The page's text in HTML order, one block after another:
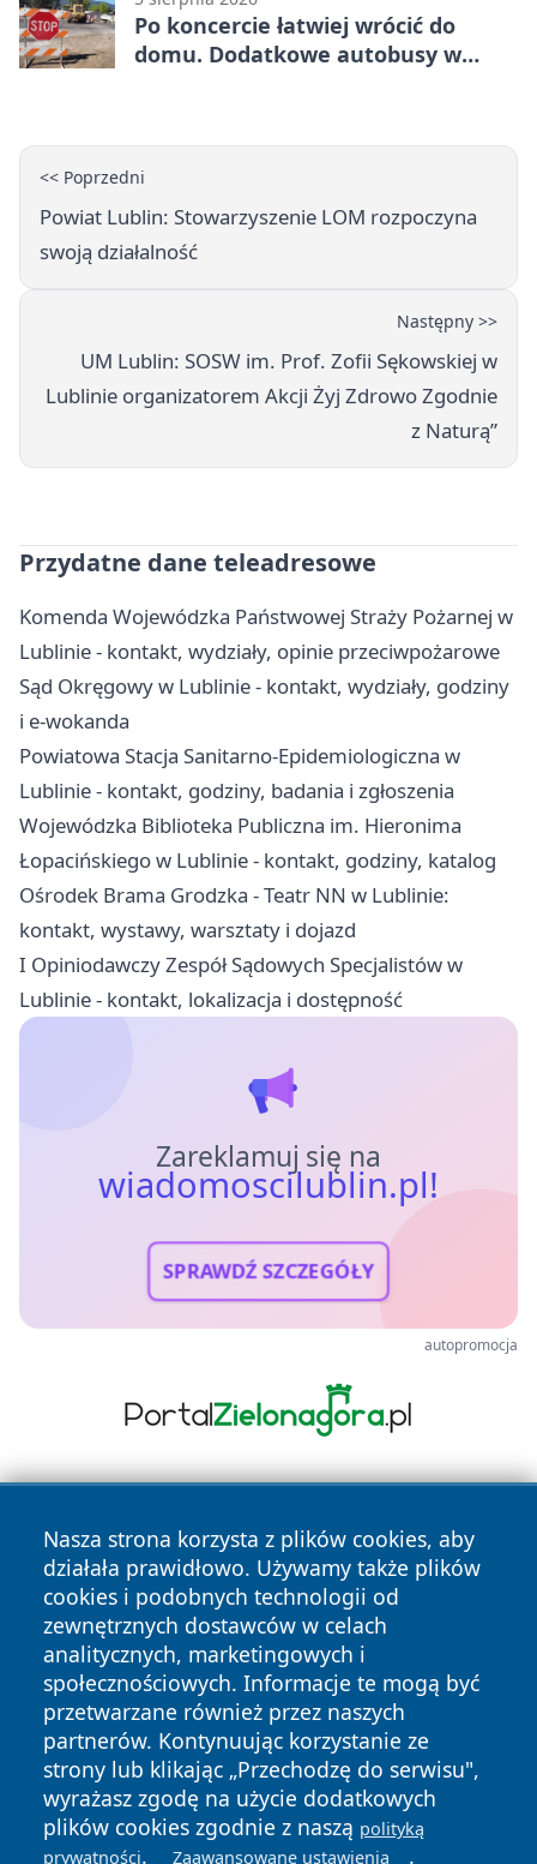
Po koncercie łatwiej wrócić do
domu. Dodatkowe autobusy w
<< Poprzedni
Powiat Lublin: Stowarzyszenie LOM rozpoczyna
swoją działalność
Następny >>
UM Lublin: SOSW im. Prof. Zofii Sękowskiej w
Lublinie organizatorem Akcji Żyj Zdrowo Zgodnie
z Naturą”
Przydatne dane teleadresowe
Komenda Wojewódzka Państwowej Straży Pożarnej w
Lublinie - kontakt, wydziały, opinie przeciwpożarowe
Sąd Okręgowy w Lublinie - kontakt, wydziały, godziny
i e-wokanda
Powiatowa Stacja Sanitarno-Epidemiologiczna w
Lublinie - kontakt, godziny, badania i zgłoszenia
Wojewódzka Biblioteka Publiczna im. Hieronima
Łopacińskiego w Lublinie - kontakt, godziny, katalog
Ośrodek Brama Grodzka - Teatr NN w Lublinie:
kontakt, wystawy, warsztaty i dojazd
I Opiniodawczy Zespół Sądowych Specjalistów w
Lublinie - kontakt, lokalizacja i dostępność
Zareklamuj się na
wiadomoscilublin.pl!
SPRAWDŹ SZCZEGÓŁY
autopromocja
Nasza strona korzysta z plików cookies, aby
działała prawidłowo. Używamy także plików
cookies i podobnych technologii od
zewnętrznych dostawców w celach
analitycznych, marketingowych i
społecznościowych. Informacje te mogą być
przetwarzane również przez naszych
partnerów. Kontynuując korzystanie ze
strony lub klikając „Przechodzę do serwisu",
wyrażasz zgodę na użycie dodatkowych
plików cookies zgodnie z naszą polityką
prywatności. Zaawansowane ustawienia .
Copyright © 2026 wiadomoscilublin.pl Wszystkie prawa
zastrzeżone.
News Autorzy
Polityka
Prywatności
Polityka
Cookies